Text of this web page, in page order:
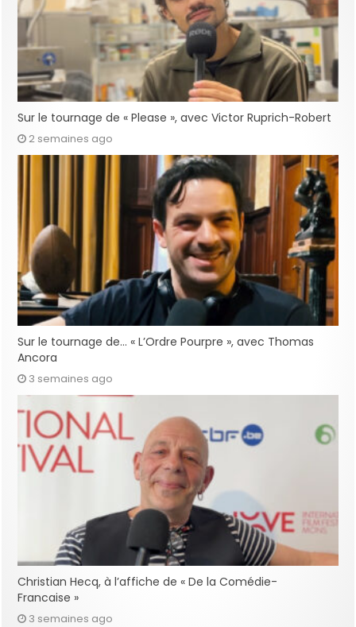
Sur le tournage de « Please », avec Victor Ruprich-Robert
2 semaines ago
Sur le tournage de… « L’Ordre Pourpre », avec Thomas
Ancora
3 semaines ago
Christian Hecq, à l’affiche de « De la Comédie-
Francaise »
3 semaines ago